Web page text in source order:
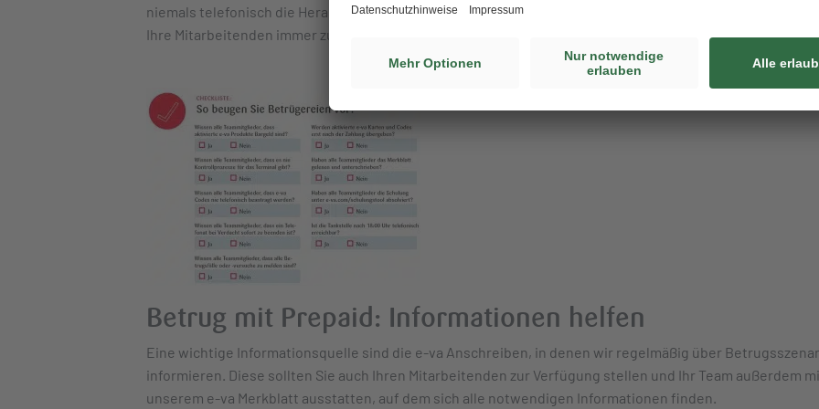
niemals telefonisch die Herausgabe von PIN-Codes erbitten. Zudem sollten Sie sicherstellen, dass Sie
Ihre Mitarbeitenden immer zuerst kassieren, bevor das Produkt aktiviert wird.
Betrug mit Prepaid: Informationen helfen
Eine wichtige Informationsquelle sind die e-va Anschreiben, in denen wir regelmäßig über
informieren. Diese sollten Sie auch Ihren Mitarbeitenden zur Verfügung stellen und Ihr Team außerdem
unserem e-va Merkblatt ausstatten, auf dem sich alle notwendigen Informationen finden.